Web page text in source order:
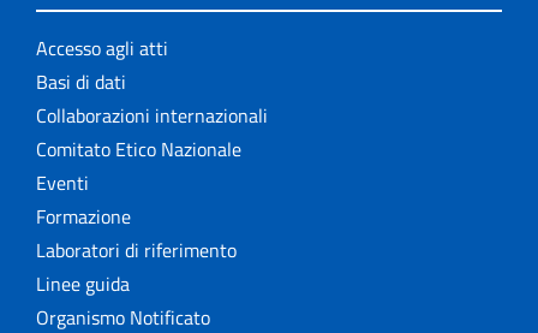
Accesso agli atti
Basi di dati
Collaborazioni internazionali
Comitato Etico Nazionale
Eventi
Formazione
Laboratori di riferimento
Linee guida
Organismo Notificato